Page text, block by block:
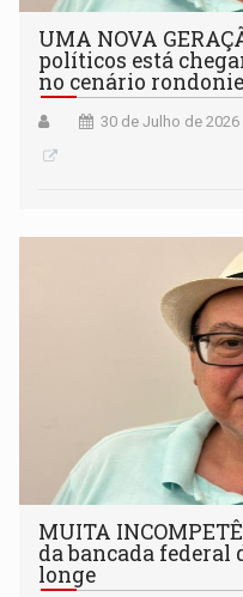
UMA NOVA
políticos está
no cenário
30 de Julho de 2026
MUITA
da bancada federal
longe